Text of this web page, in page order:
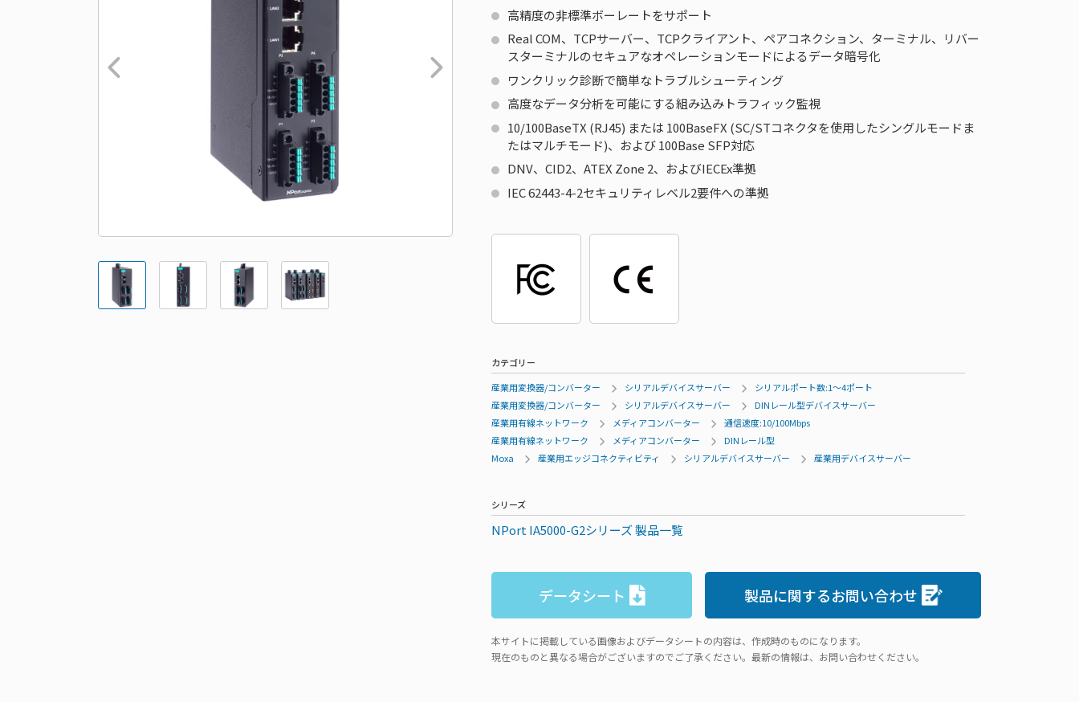
高精度の非標準ボーレートをサポート
Real COM、TCPサーバー、TCPクライアント、ペアコネクション、ターミナル、リバー
スターミナルのセキュアなオペレーションモードによるデータ暗号化
ワンクリック診断で簡単なトラブルシューティング
高度なデータ分析を可能にする組み込みトラフィック監視
10/100BaseTX (RJ45) または 100BaseFX (SC/STコネクタを使用したシングルモードま
たはマルチモード)、および 100Base SFP対応
DNV、CID2、ATEX Zone 2、およびIECEx準拠
IEC 62443-4-2セキュリティレベル2要件への準拠
カテゴリー
産業用変換器/コンバーター
シリアルデバイスサーバー
シリアルポート数:1～4ポート
産業用変換器/コンバーター
シリアルデバイスサーバー
DINレール型デバイスサーバー
産業用有線ネットワーク
メディアコンバーター
通信速度:10/100Mbps
産業用有線ネットワーク
メディアコンバーター
DINレール型
Moxa
産業用エッジコネクティビティ シリアルデバイスサーバー 産業用デバイスサーバー
シリーズ
NPort IA5000-G2シリーズ 製品一覧
データシート 製品に関するお問い合わせ
本サイトに掲載している画像およびデータシートの内容は、作成時のものになります。
現在のものと異なる場合がございますのでご了承ください。最新の情報は、お問い合わせください。